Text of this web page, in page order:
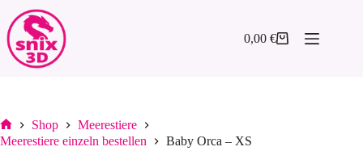
Inhalt
springen
Warenkorb
0,00€
Start
Shop
Meerestiere
Meerestiere einzeln bestellen
Baby Orca – XS